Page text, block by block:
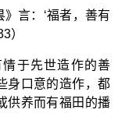
》言：‘福者，善有
）
于先世造作的善
身口意的造作，都
供养而有福田的播